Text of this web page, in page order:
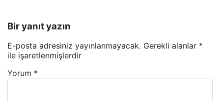
Bir yanıt yazın
E-posta adresiniz yayınlanmayacak. Gerekli alanlar *
ile işaretlenmişlerdir
Yorum *